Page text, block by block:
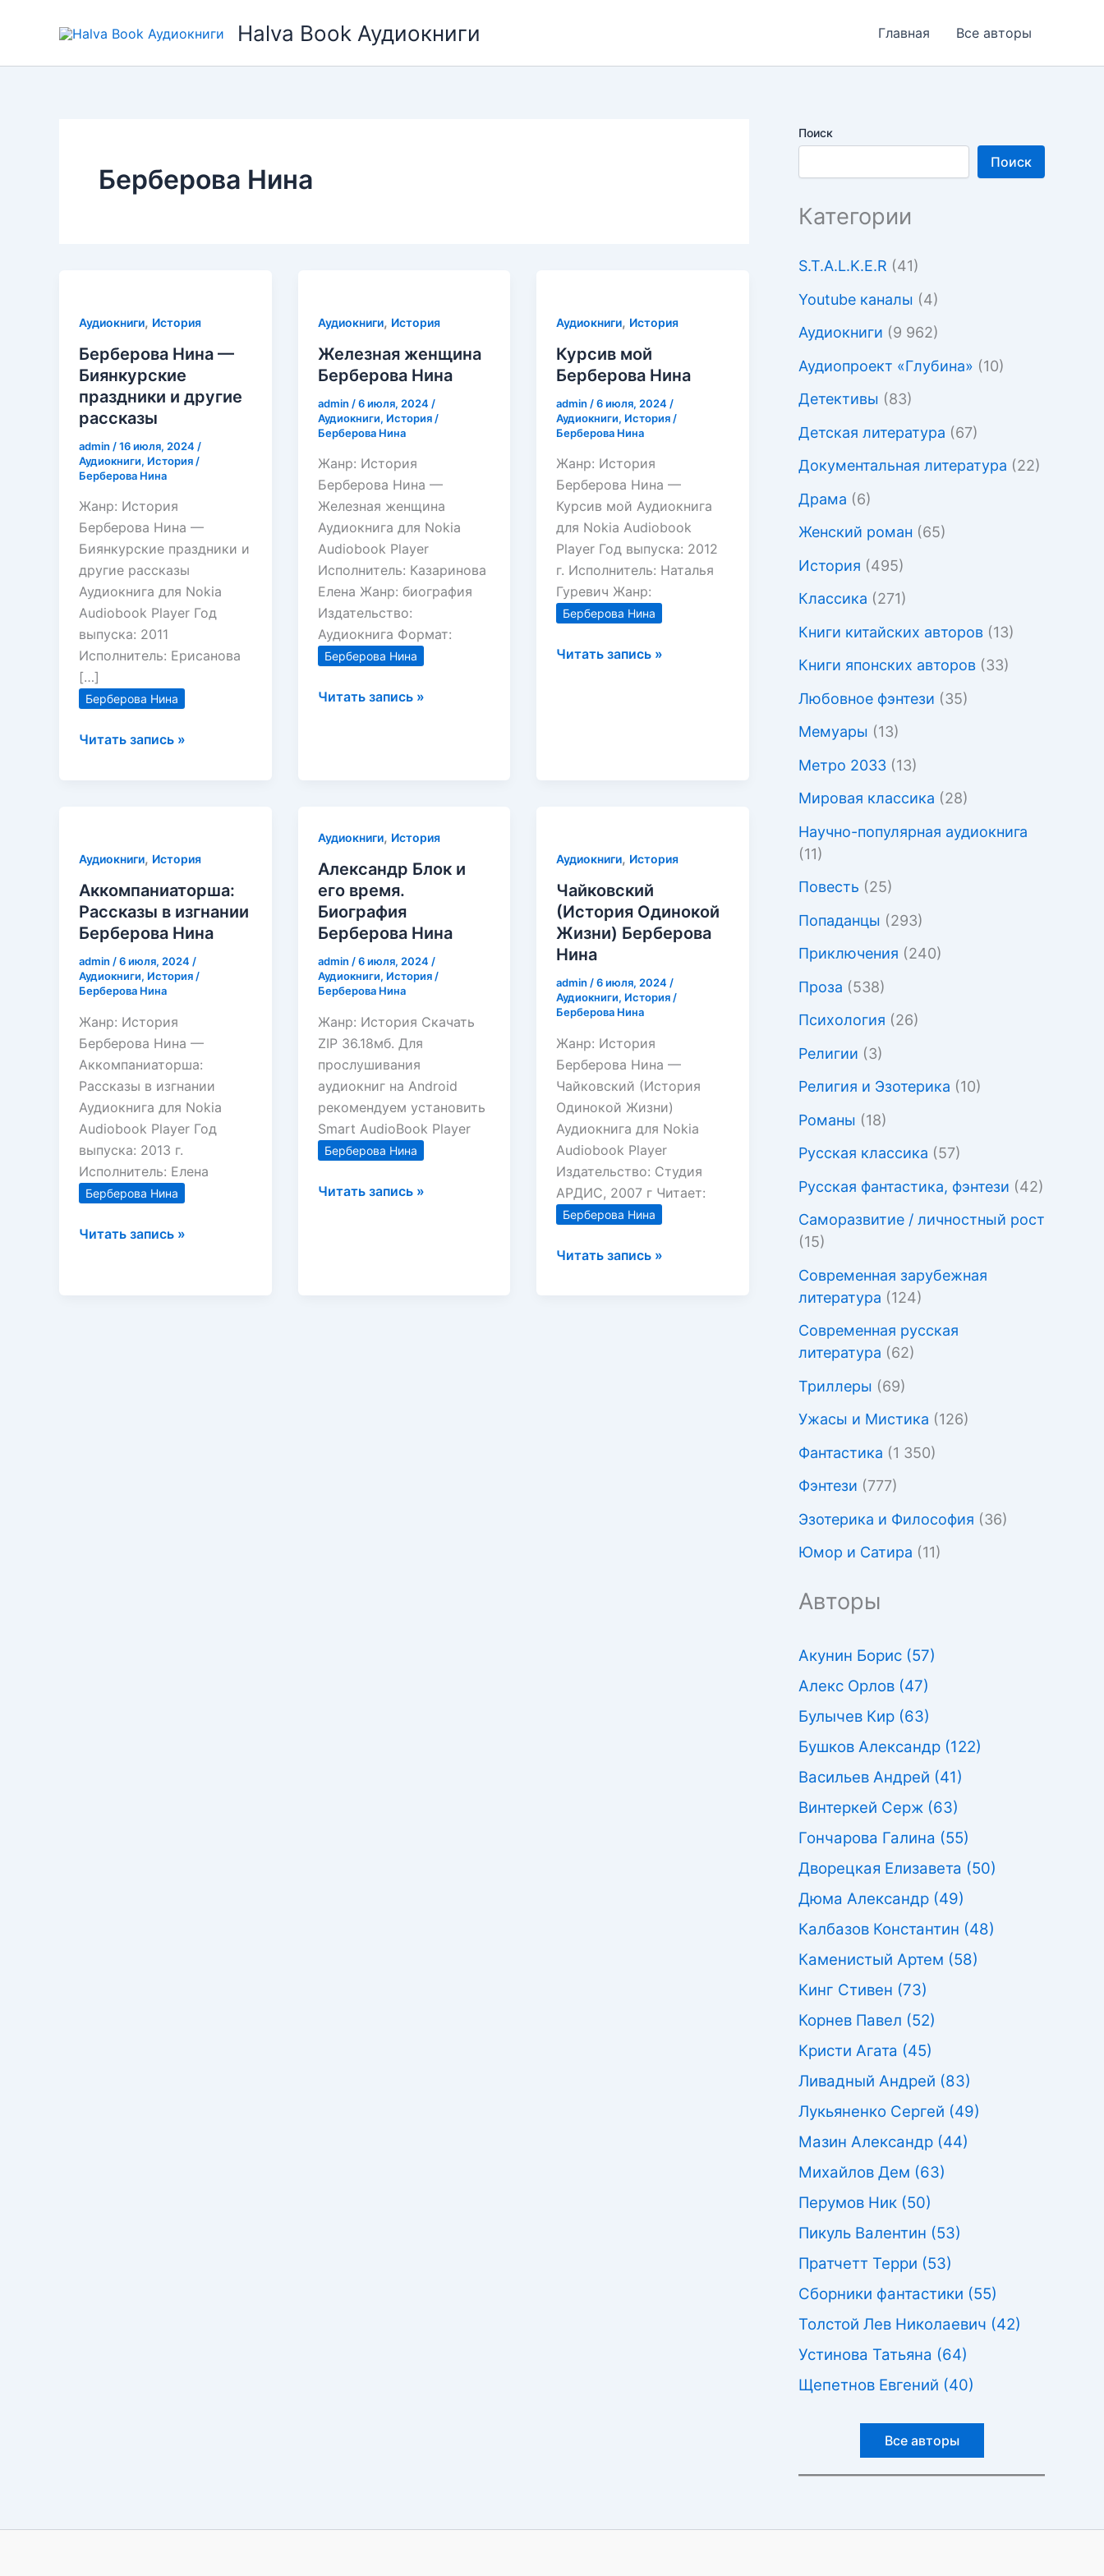
Halva Book Аудиокниги Главная Все авторы
Берберова Нина
Аудиокниги, История
Берберова Нина —
Биянкурские
праздники и другие
рассказы
admin /16 июля, 2024 /
Аудиокниги, История /
Берберова Нина
Жанр: История
Берберова Нина —
Биянкурские праздники и
другие рассказы
Аудиокнига для Nokia
Audiobook Player Год
выпуска: 2011
Исполнитель: Ерисанова
[…]
Берберова Нина
Берберова
другие
рассказы
Читать запись »
Аудиокниги, История
Железная женщина
Берберова Нина
admin /6 июля, 2024 /
Аудиокниги, История/
Берберова Нина
Жанр: История
Берберова Нина —
Железная женщина
Аудиокнига для Nokia
Audiobook Player
Исполнитель: Казаринова
Елена Жанр: биография
Издательство:
Аудиокнига Формат:
Берберова Нина
Железная
Читать запись »
Аудиокниги, История
Курсив мой
Берберова Нина
admin /6 июля, 2024 /
Аудиокниги, История /
Берберова Нина
Жанр: История
Берберова Нина —
Курсив мой Аудиокнига
для Nokia Audiobook
Player Год выпуска: 2012
г. Исполнитель: Наталья
Гуревич Жанр:
Берберова Нина
Курсив
Читать запись »
Аудиокниги, История
Аккомпаниаторша:
Рассказы в изгнании
Берберова Нина
admin /6 июля, 2024 /
Аудиокниги, История /
Берберова Нина
Жанр: История
Берберова Нина —
Аккомпаниаторша:
Рассказы в изгнании
Аудиокнига для Nokia
Audiobook Player Год
выпуска: 2013 г.
Исполнитель: Елена
Берберова Нина
Аккомпаниаторша:
Читать запись »
Аудиокниги, История
Александр Блок и
его время.
Биография
Берберова Нина
admin /6 июля, 2024 /
Аудиокниги, История/
Берберова Нина
Жанр: История Скачать
ZIP 36.18мб. Для
прослушивания
аудиокниг на Android
рекомендуем установить
Smart AudioBook Player
Берберова Нина
Александр
Читать запись »
Аудиокниги, История
Чайковский
(История Одинокой
Жизни) Берберова
Нина
admin /6 июля, 2024 /
Аудиокниги, История /
Берберова Нина
Жанр: История
Берберова Нина —
Чайковский (История
Одинокой Жизни)
Аудиокнига для Nokia
Audiobook Player
Издательство: Студия
АРДИС, 2007 г Читает:
Берберова Нина
Чайковский
Читать запись »
Поиск
Поиск
Категории
S.T.A.L.K.E.R (41)
Youtube каналы (4)
Аудиокниги (9 962)
Аудиопроект «Глубина» (10)
Детективы (83)
Детская литература (67)
Документальная литература (22)
Драма (6)
Женский роман (65)
История (495)
Классика (271)
Книги китайских авторов (13)
Книги японских авторов (33)
Любовное фэнтези (35)
Мемуары (13)
Метро 2033 (13)
Мировая классика (28)
Научно-популярная аудиокнига
(11)
Повесть (25)
Попаданцы (293)
Приключения (240)
Проза (538)
Психология (26)
Религии (3)
Религия и Эзотерика (10)
Романы (18)
Русская классика (57)
Русская фантастика, фэнтези (42)
Саморазвитие / личностный рост
(15)
Современная зарубежная
литература (124)
Современная русская
литература (62)
Триллеры (69)
Ужасы и Мистика (126)
Фантастика (1 350)
Фэнтези (777)
Эзотерика и Философия (36)
Юмор и Сатира (11)
Авторы
Акунин Борис (57)
Алекс Орлов (47)
Булычев Кир (63)
Бушков Александр (122)
Васильев Андрей (41)
Винтеркей Серж (63)
Гончарова Галина (55)
Дворецкая Елизавета (50)
Дюма Александр (49)
Калбазов Константин (48)
Каменистый Артем (58)
Кинг Стивен (73)
Корнев Павел (52)
Кристи Агата (45)
Ливадный Андрей (83)
Лукьяненко Сергей (49)
Мазин Александр (44)
Михайлов Дем (63)
Перумов Ник (50)
Пикуль Валентин (53)
Пратчетт Терри (53)
Сборники фантастики (55)
Толстой Лев Николаевич (42)
Устинова Татьяна (64)
Щепетнов Евгений (40)
Все авторы